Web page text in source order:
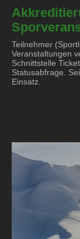
Teilnehmer
Veranstaltungen
Schnittstelle
Statusabfrage.
Einsatz.